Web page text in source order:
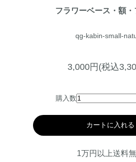
フラワーベース・額
qg-kabin-small-
3,000円(税込
購入数
カートに入れる
1万円以上送料